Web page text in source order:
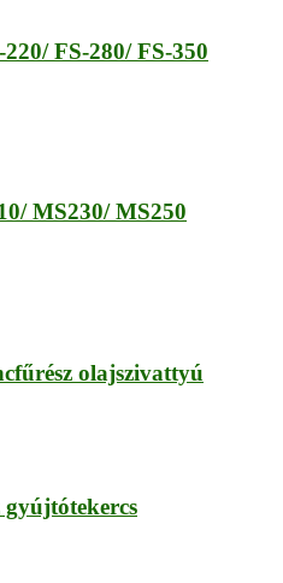
FS-280/ FS-350
MS230/ MS250
olajszivattyú
gyújtótekercs